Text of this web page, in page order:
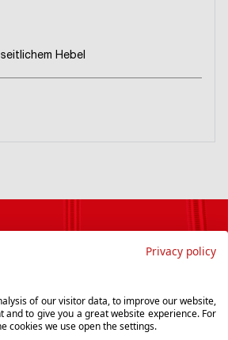
Hebel
Laufenden bleiben und die
erhalten möchten, melden Sie
an.
Privacy policy
of our visitor data, to improve our website,
and to give you a great website experience. For
cookies we use open the settings.